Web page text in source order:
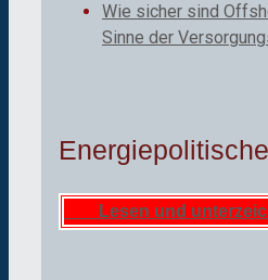
Wie sicher sind
Sinne der
Lesen und